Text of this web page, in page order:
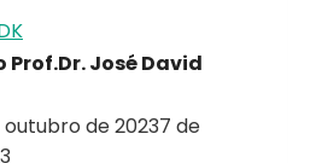
Prof.Dr. José David
outubro de 20237 de